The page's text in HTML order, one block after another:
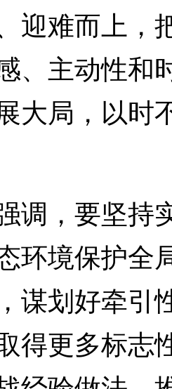
迎难而上，
、主动性和
大局，以时
，要坚持
环境保护全
谋划好牵引
得更多标志